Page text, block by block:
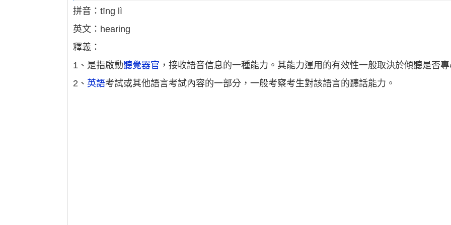
拼音：tīng lì
英文：hearing
釋義：
1、是指啟動聽覺器官 ，接收語音信息的一種能力。其能力運用的有效性一般取決於傾聽是否
2、英語考試或其他語言考試內容的一部分，一般考察考生對該語言的聽話能力。